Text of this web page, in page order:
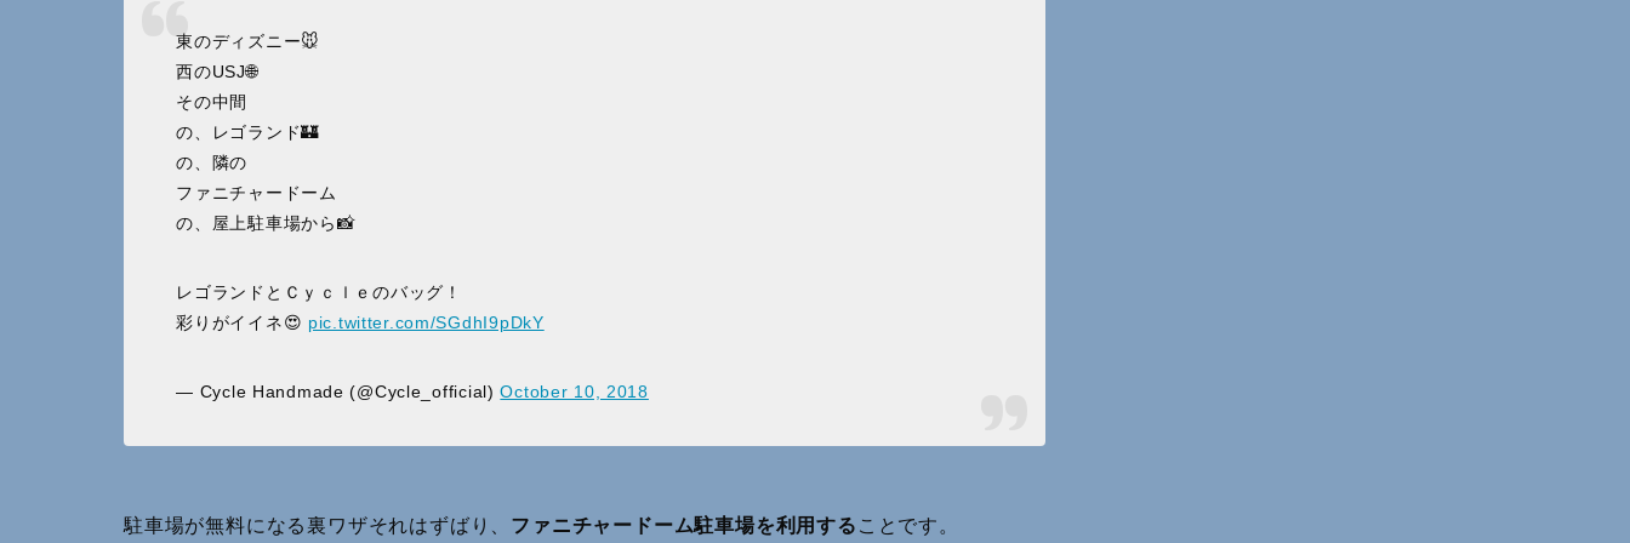
東のディズニー🐭
西のUSJ🌐
その中間
の、レゴランド🏰
の、隣の
ファニチャードーム
の、屋上駐車場から📸
レゴランドとＣｙｃｌｅのバッグ！
彩りがイイネ😍 pic.twitter.com/SGdhI9pDkY
— Cycle Handmade (@Cycle_official)October 10, 2018
駐車場が無料になる裏ワザそれはずばり、 ファニチャードーム駐車場を利用する ことです。